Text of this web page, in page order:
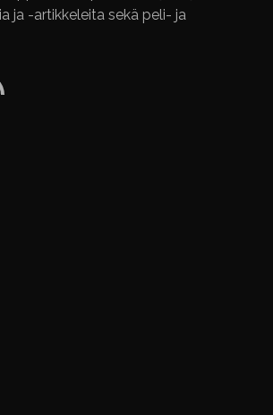
ja -artikkeleita sekä peli- ja